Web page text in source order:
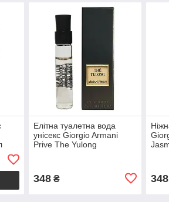
Елітна туалетна вода
унісекс Giorgio Armani
Prive The Yulong
348₴ 348